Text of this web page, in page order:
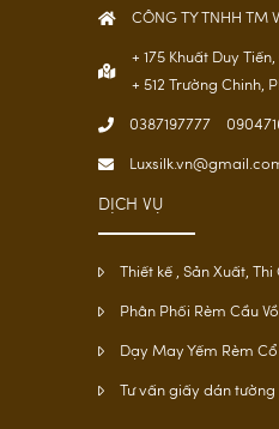
CÔNG TY TNHH TM
+ 175 Khuất Duy
+ 512 Trường Chinh,
0387197777
DỊCH VỤ
Thiết kế , Sản Xuất,
Phân Phối Rèm Cầu
Dạy May Yếm Rèm
Tư vấn giấy dán tường